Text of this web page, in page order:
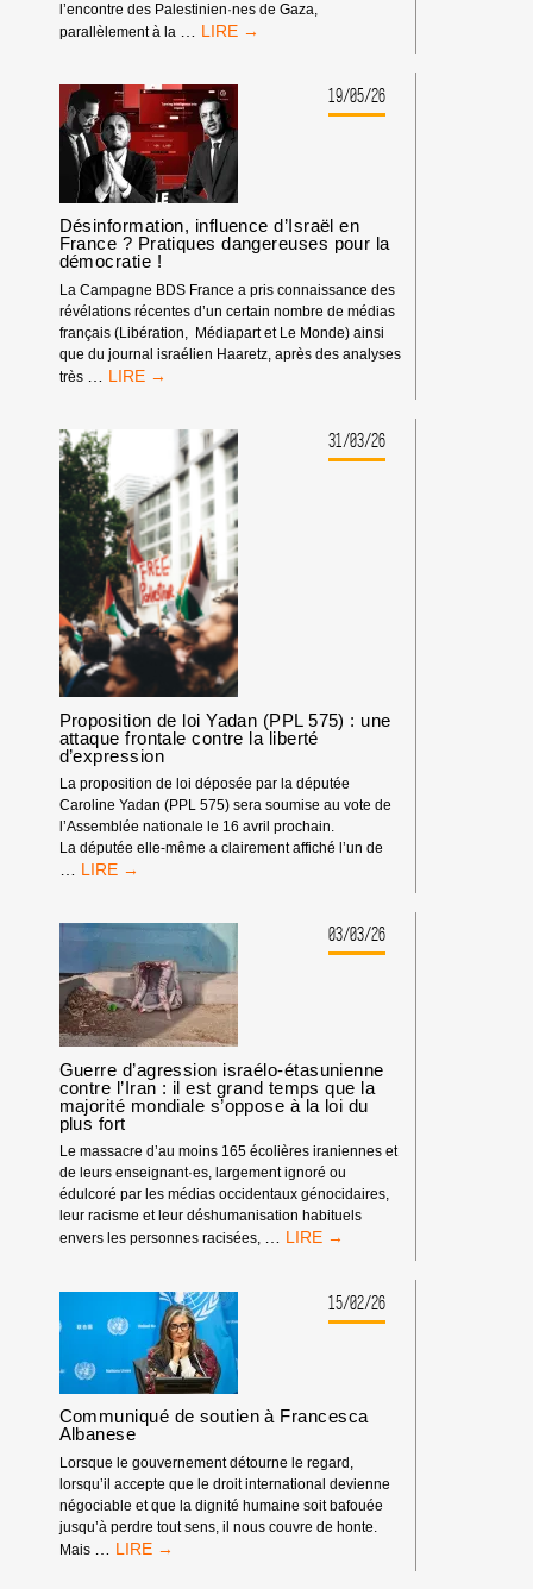
l’encontre des Palestinien·nes de Gaza,
parallèlement à la
MANDATS
LA
CPI
PAS
DE
TRIBUNE
AUX
CRIMINEL·LES
GUERRE
ISRAÉLIEN·NES
PRÉSUMÉ·ES
DANS
OU
CULTURELS
19/05/26
Désinformation, influence d’Israël en
France ? Pratiques dangereuses pour la
démocratie !
La Campagne BDS France a pris connaissance des
révélations récentes d’un certain nombre de médias
français (Libération, Médiapart et Le Monde) ainsi
que du journal israélien Haaretz, après des analyses
très
DÉSINFORMATION,
EN
FRANCE
?
PRATIQUES
DANGEREUSES
POUR
LA
DÉMOCRATIE
!
31/03/26
Proposition de loi Yadan (PPL 575) : une
attaque frontale contre la liberté
d’expression
La proposition de loi déposée par la députée
Caroline Yadan (PPL 575) sera soumise au vote de
l’Assemblée nationale le 16 avril prochain.
La députée elle-même a clairement affiché l’un de
PROPOSITION
YADAN
575)
:
UNE
ATTAQUE
FRONTALE
CONTRE
LA
LIBERTÉ
D’EXPRESSION
03/03/26
Guerre d’agression israélo-étasunienne
contre l’Iran : il est grand temps que la
majorité mondiale s’oppose à la loi du
plus fort
Le massacre d’au moins 165 écolières iraniennes et
de leurs enseignant·es, largement ignoré ou
édulcoré par les médias occidentaux génocidaires,
leur racisme et leur déshumanisation habituels
envers les personnes racisées, … GUERRE
ÉTASUNIENNE
CONTRE
EST
GRAND
QUE
LA
MAJORITÉ
MONDIALE
15/02/26
Communiqué de soutien à Francesca
Albanese
Lorsque le gouvernement détourne le regard,
lorsqu’il accepte que le droit international devienne
négociable et que la dignité humaine soit bafouée
jusqu’à perdre tout sens, il nous couvre de honte.
Mais
COMMUNIQUÉ